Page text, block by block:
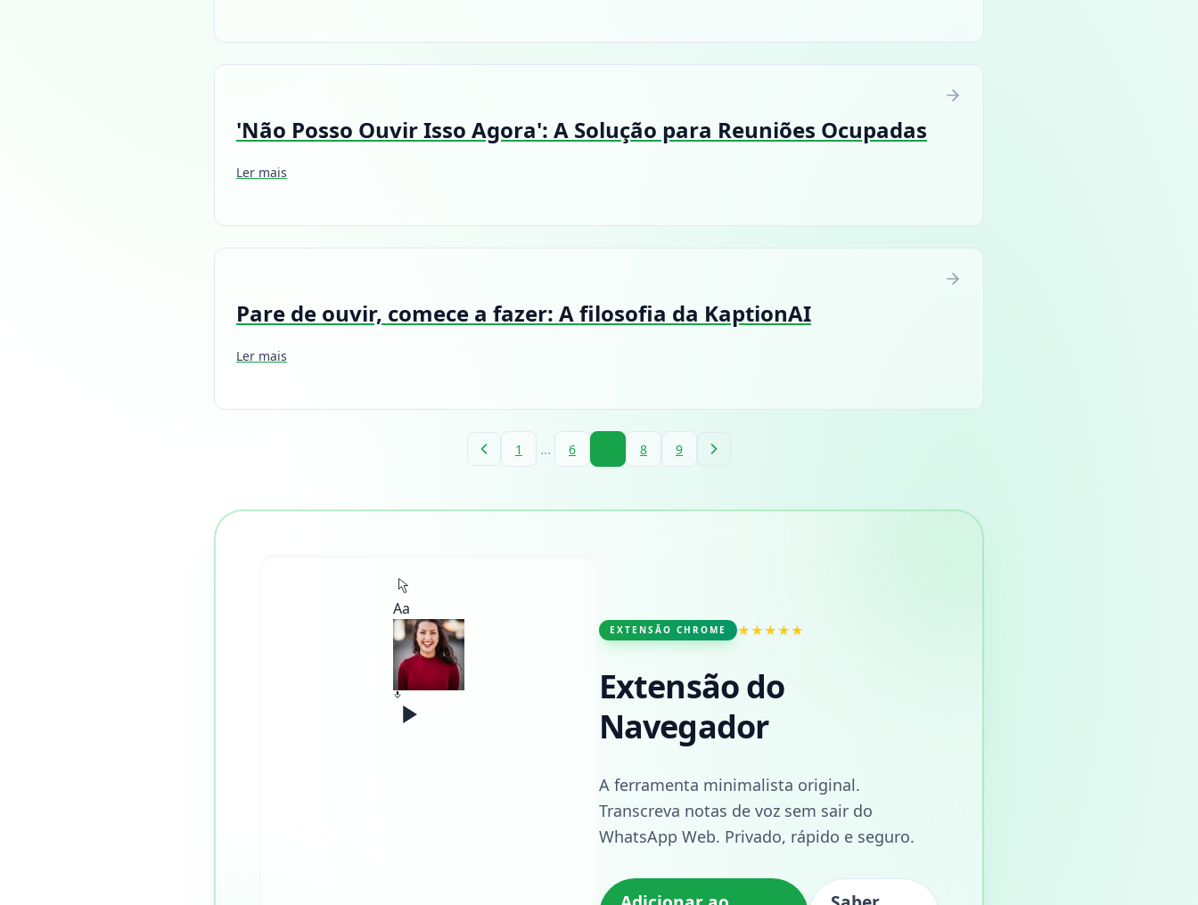
'Não Posso Ouvir Isso Agora': A Solução para Reuniões Ocupadas
Ler mais
Pare de ouvir, comece a fazer: A filosofia da KaptionAI
Ler mais
1 ... 6 8 9
Aa
EXTENSÃO CHROME ★★★★★
Extensão do
Navegador
A ferramenta minimalista original.
Transcreva notas de voz sem sair do
WhatsApp Web. Privado, rápido e seguro.